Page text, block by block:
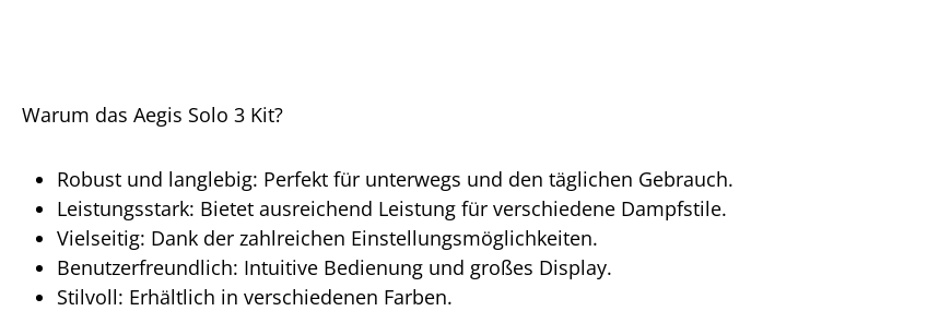
Warum das Aegis Solo 3 Kit?
Robust und langlebig: Perfekt für unterwegs und den täglichen Gebrauch.
Leistungsstark: Bietet ausreichend Leistung für verschiedene Dampfstile.
Vielseitig: Dank der zahlreichen Einstellungsmöglichkeiten.
Benutzerfreundlich: Intuitive Bedienung und großes Display.
Stilvoll: Erhältlich in verschiedenen Farben.